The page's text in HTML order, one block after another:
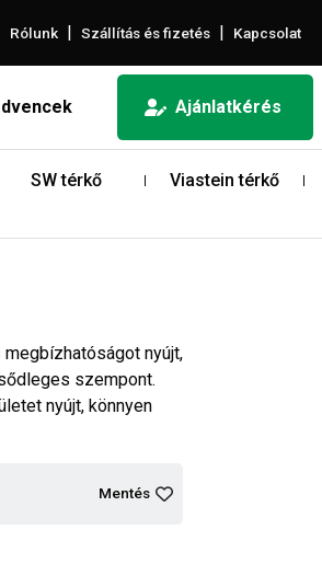
Rólunk | Szállítás és fizetés | Kapcsolat
Ajánlatkérés
SW térkő Viastein térkő
nyújt,
szempont.
nyújt, könnyen
Mentés